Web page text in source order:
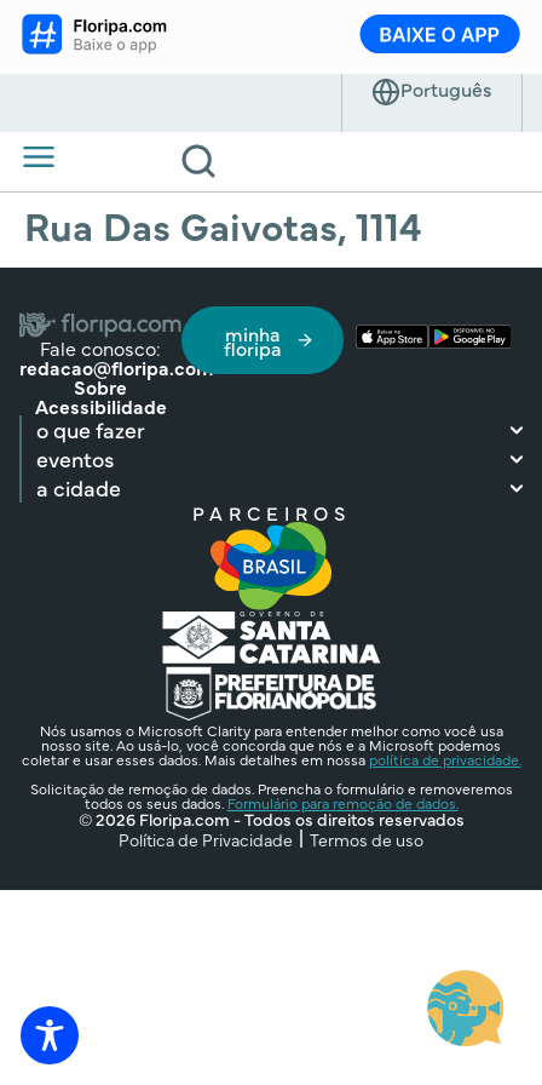
Rua Das Gaivotas, 1114
Fale conosco:
redacao@floripa.com
Sobre
Acessibilidade
minha
floripa
o que fazer
eventos
a cidade
PARCEIROS
Nós usamos o Microsoft Clarity para entender melhor como você usa
nosso site. Ao usá-lo, você concorda que nós e a Microsoft podemos
coletar e usar esses dados. Mais detalhes em nossa política de privacidade.
Solicitação de remoção de dados. Preencha o formulário e removeremos
todos os seus dados. Formulário para remoção de dados.
© 2026 Floripa.com - Todos os direitos reservados
Política de Privacidade
Termos de uso